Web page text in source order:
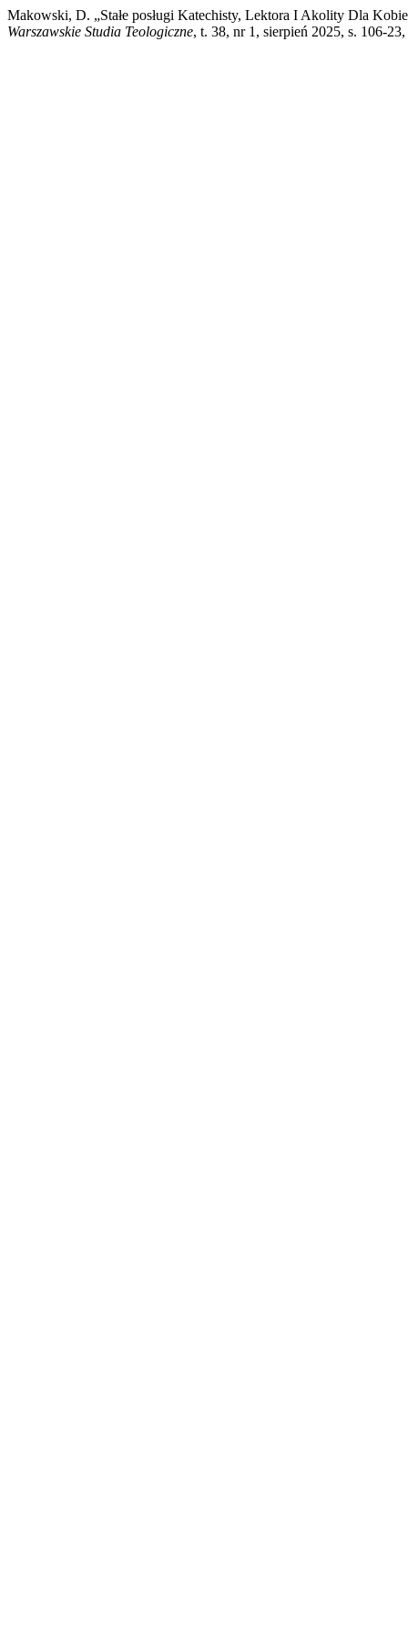
Makowski, D. „Stałe posługi Katechisty, Lektora I Akolity Dla
Warszawskie Studia Teologiczne, t. 38, nr 1, sierpień 2025, s. 106-